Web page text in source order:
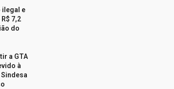
ilegal e
7,2
do
a GTA
à